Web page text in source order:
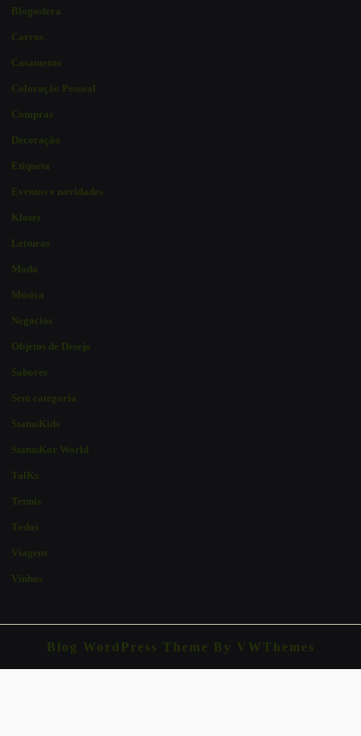
Blogosfera
Carros
Casamento
Coloração Pessoal
Compras
Decoração
Etiqueta
Eventos e novidades
Kloset
Leituras
Moda
Música
Negócios
Objetos de Desejo
Sabores
Sem categoria
StatusKids
StatusKor World
TalKs
Tennis
Todos
Viagens
Vinhos
Blog WordPress Theme By VWThemes